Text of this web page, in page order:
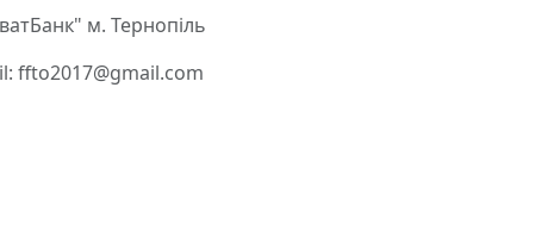
м. Тернопіль
ffto2017@gmail.com